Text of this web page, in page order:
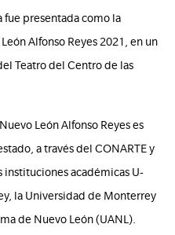
fue presentada como la
Alfonso Reyes 2021, en un
Teatro del Centro de las
León Alfonso Reyes es
a través del CONARTE y
instituciones académicas U-
la Universidad de Monterrey
de Nuevo León (UANL).